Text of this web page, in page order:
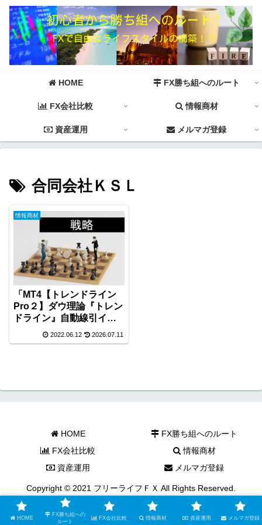
HOME FX勝ち組へのルート
FX会社比較 情報商材
資産運用 メルマガ登録
合同会社ＫＳＬ
情報商材
「MT4【トレンドライン
Pro２】ダウ理論『トレン
ドライン』自動線引イン
ジケーター」の調査！合
同会社ＫＳＬが開発！
2022.06.12 2026.07.11
HOME
FX勝ち組へのルート
FX会社比較
情報商材
資産運用
メルマガ登録
Copyright © 2021 フリーライフＦＸ All Rights Reserved.
HOME
FX勝ち組への
ルート
FX会社比較 情報商材 資産運用 メルマガ登録